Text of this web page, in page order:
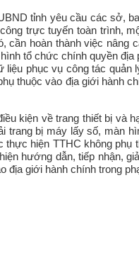
tỉnh yêu cầu các sở,
trực tuyến toàn trình,
hoàn thành việc nâng
tổ chức chính quyền
phục vụ công tác quản
thuộc vào địa giới hành
kiện về trang thiết bị và
bị máy lấy số, màn
hiện TTHC không
hướng dẫn, tiếp nhận,
giới hành chính trong